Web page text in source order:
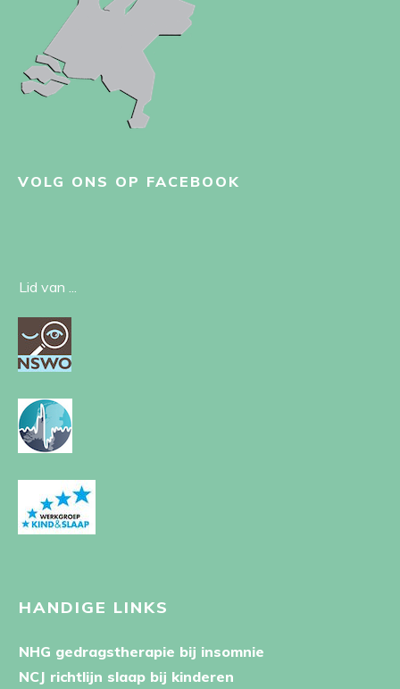
VOLG ONS OP FACEBOOK
Lid van ...
HANDIGE LINKS
NHG gedragstherapie bij insomnie
NCJ richtlijn slaap bij kinderen